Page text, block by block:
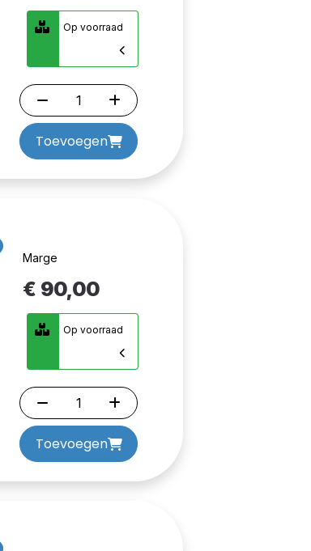
Op voorraad
Toevoegen
Marge
€ 90,00
Op voorraad
Toevoegen